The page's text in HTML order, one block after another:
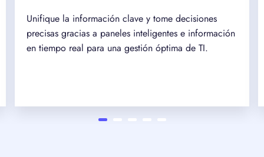
Unifique la información clave y tome decisiones
precisas gracias a paneles inteligentes e información
en tiempo real para una gestión óptima de TI.